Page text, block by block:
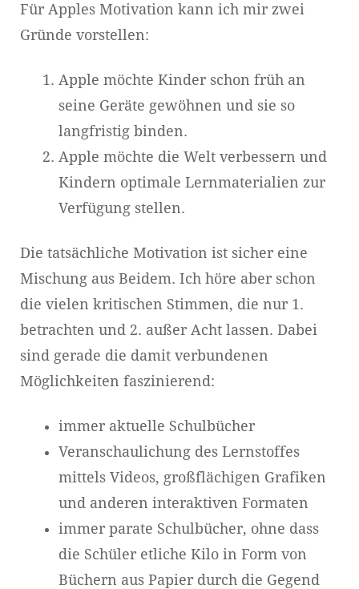
Für Apples Motivation kann ich mir zwei
Gründe vorstellen:
Apple möchte Kinder schon früh an
seine Geräte gewöhnen und sie so
langfristig binden.
Apple möchte die Welt verbessern und
Kindern optimale Lernmaterialien zur
Verfügung stellen.
Die tatsächliche Motivation ist sicher eine
Mischung aus Beidem. Ich höre aber schon
die vielen kritischen Stimmen, die nur 1.
betrachten und 2. außer Acht lassen. Dabei
sind gerade die damit verbundenen
Möglichkeiten faszinierend:
immer aktuelle Schulbücher
Veranschaulichung des Lernstoffes
mittels Videos, großflächigen Grafiken
und anderen interaktiven Formaten
immer parate Schulbücher, ohne dass
die Schüler etliche Kilo in Form von
Büchern aus Papier durch die Gegend